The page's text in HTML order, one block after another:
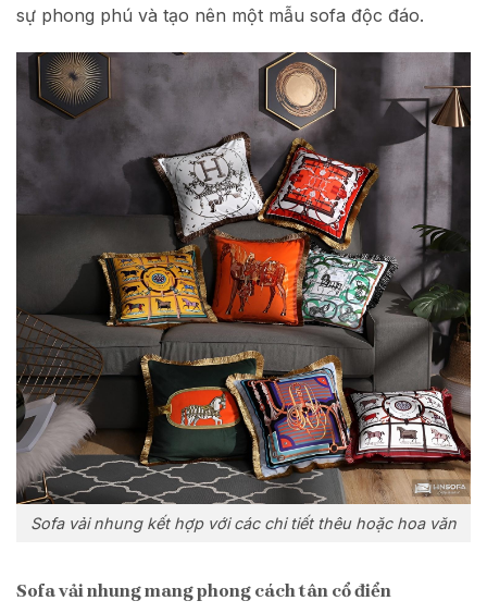
sự phong phú và tạo nên một mẫu sofa độc đáo.
Sofa vải nhung kết hợp với các chi tiết thêu hoặc hoa văn
Sofa vải nhung mang phong cách tân cổ điển